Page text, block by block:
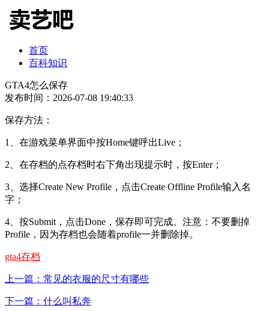
首页
百科知识
GTA4怎么保存
发布时间：2026-07-08 19:40:33
保存方法：
1、在游戏菜单界面中按Home键呼出Live；
2、在存档的点存档时右下角出现提示时，按Enter；
3、选择Create New Profile，点击Create Offline Profile输入名
字；
4、按Submit，点击Done，保存即可完成。注意：不要删掉
Profile，因为存档也会随着profile一并删除掉。
gta4存档
上一篇：常见的衣服的尺寸有哪些
下一篇：什么叫私奔